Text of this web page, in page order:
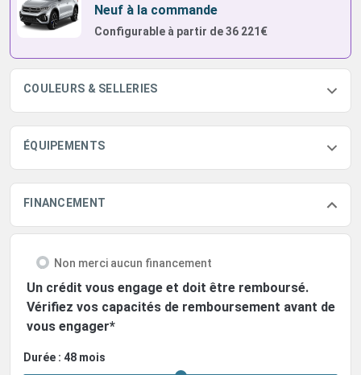
Neuf à la commande
Configurable à partir de36 221€
COULEURS & SELLERIES
ÉQUIPEMENTS
FINANCEMENT
Non merci aucun financement
Un crédit vous engage et doit être remboursé.
Vérifiez vos capacités de remboursement avant de
vous engager*
Durée : 48 mois